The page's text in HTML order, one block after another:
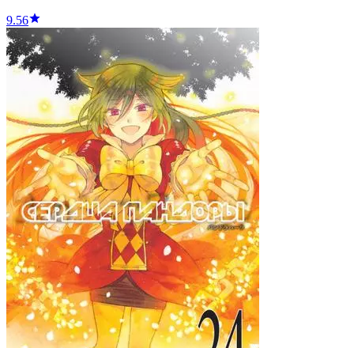
9.56